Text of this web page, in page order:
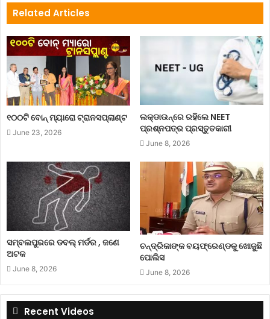
Related Articles
୧୦୦ଟି ବୋନ୍ ମ୍ୟାରୋ ଟ୍ରାନସପ୍ଲାଣ୍ଟ
June 23, 2026
ଲକ୍‌ଡାଉନ୍‌ରେ ରହିଲେ NEET
ପ୍ରଶ୍ନପତ୍ର ପ୍ରସ୍ତୁତକାରୀ
June 8, 2026
ସମ୍ବଲପୁରରେ ଡବଲ୍ ମର୍ଡର , ଜଣେ
ଅଟକ
June 8, 2026
ଚନ୍ଦ୍ରିକାଙ୍କ ବୟଫ୍ରେଣ୍ଡକୁ ଖୋଜୁଛି
ପୋଲିସ
June 8, 2026
Recent Videos